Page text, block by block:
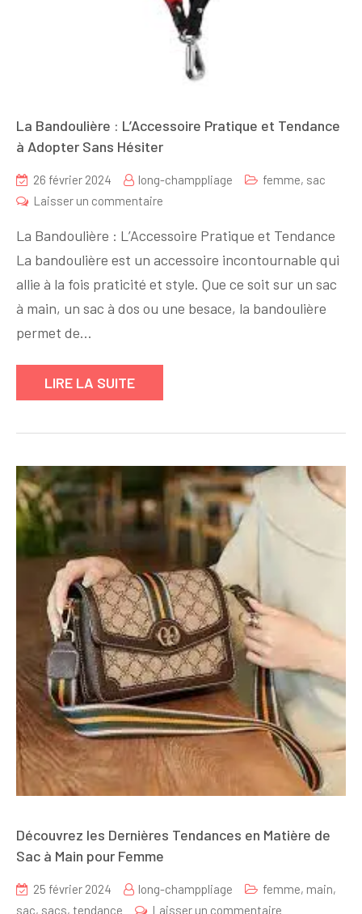
La Bandoulière : L’Accessoire Pratique et Tendance
à Adopter Sans Hésiter
26 février 2024 long-champpliage femme, sac
Laisser un commentaire
Bandoulière
:
L’Accessoire
Pratique
à
Hésiter
La Bandoulière : L’Accessoire Pratique et Tendance
La bandoulière est un accessoire incontournable qui
allie à la fois praticité et style. Que ce soit sur un sac
à main, un sac à dos ou une besace, la bandoulière
permet de…
LIRE LA SUITE
Découvrez les Dernières Tendances en Matière de
Sac à Main pour Femme
25 février 2024 long-champpliage femme, main,
sac, sacs, tendance Laisser un commentaire